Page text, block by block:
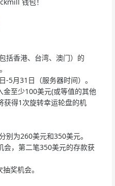
括香港、台湾、澳门）的
-5月31日（服务器时间）。
至少100美元(或等值的其他
获得1次旋转幸运轮盘的机
别为260美元和350美元。
会，第二笔350美元的存款获
奖机会。